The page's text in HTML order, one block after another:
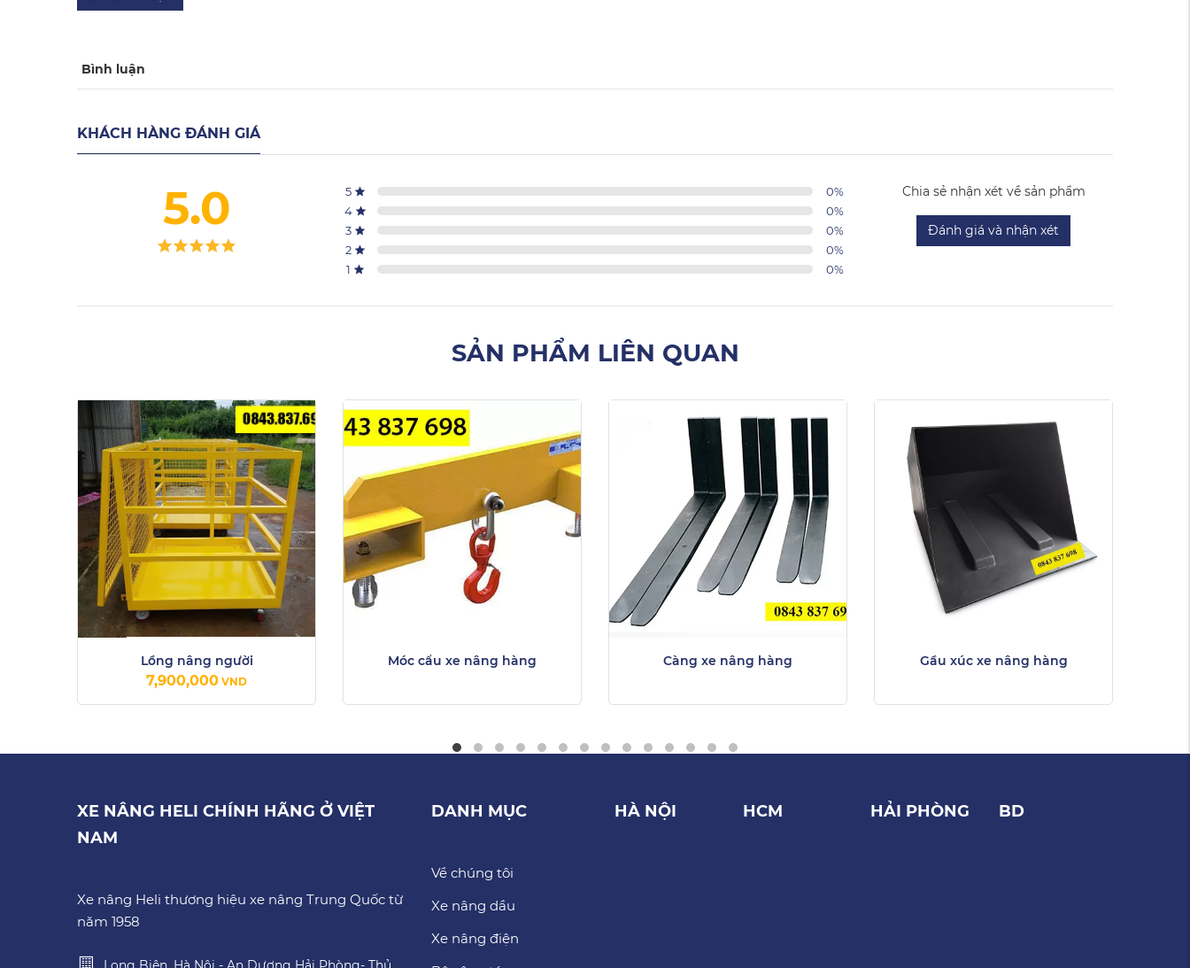
Bình luận
KHÁCH HÀNG ĐÁNH GIÁ
5.0 5 0%
4
0%
3
0%
2
0%
1
0%
Chia sẻ nhận xét về sản phẩm
Đánh giá và nhận xét
SẢN PHẨM LIÊN QUAN
Lồng nâng người
7,900,000 VND
Móc cẩu xe nâng hàng Càng xe nâng hàng Gầu xúc xe nâng hàng
XE NÂNG HELI CHÍNH HÃNG Ở VIỆT
NAM
Xe nâng Heli thương hiệu xe nâng Trung Quốc từ
năm 1958
DANH MỤC
Về chúng tôi
Xe nâng dầu
Xe nâng điện
HÀ NỘI HCM HẢI PHÒNG BD